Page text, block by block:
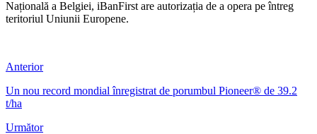
Națională a Belgiei, iBanFirst are autorizația de a opera pe întreg
teritoriul Uniunii Europene.
Anterior
Un nou record mondial înregistrat de porumbul Pioneer® de 39.2
t/ha
Următor